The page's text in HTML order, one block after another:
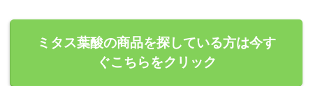
ミタス葉酸の商品を探している方は今す
ぐこちらをクリック